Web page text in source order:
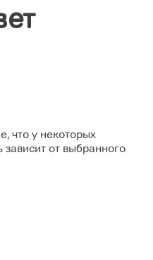
что у некоторых
зависит от выбранного